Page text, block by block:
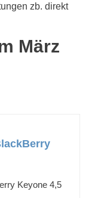
zb. direkt
März
Keyone 4,5